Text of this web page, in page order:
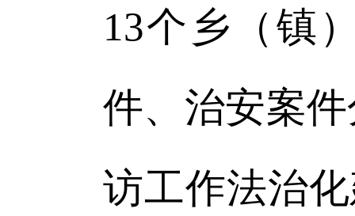
13个乡（镇
件、治安案
访工作法治